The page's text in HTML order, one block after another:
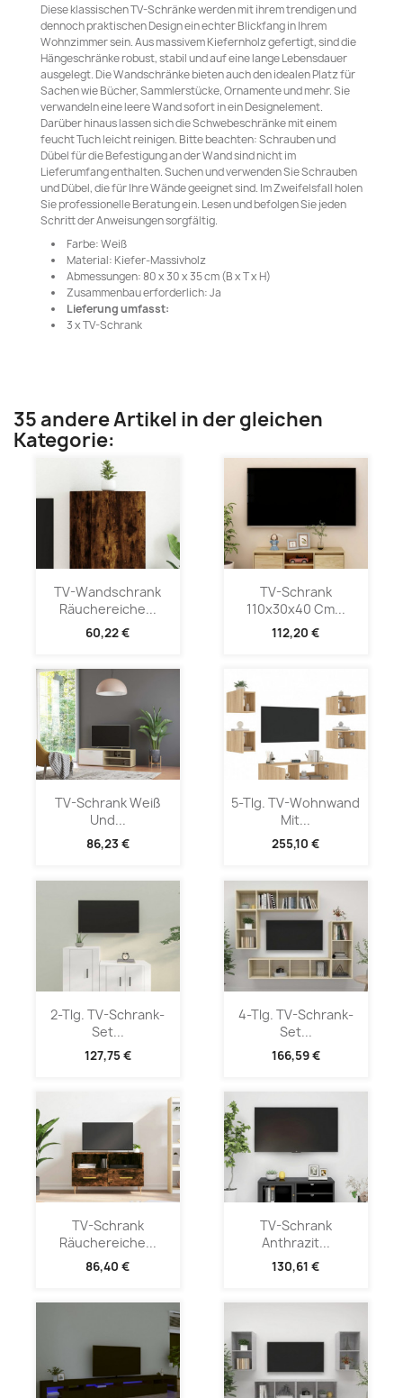
Diese klassischen TV-Schränke werden mit ihrem trendigen und
dennoch praktischen Design ein echter Blickfang in Ihrem
Wohnzimmer sein. Aus massivem Kiefernholz gefertigt, sind die
Hängeschränke robust, stabil und auf eine lange Lebensdauer
ausgelegt. Die Wandschränke bieten auch den idealen Platz für
Sachen wie Bücher, Sammlerstücke, Ornamente und mehr. Sie
verwandeln eine leere Wand sofort in ein Designelement.
Darüber hinaus lassen sich die Schwebeschränke mit einem
feucht Tuch leicht reinigen. Bitte beachten: Schrauben und
Dübel für die Befestigung an der Wand sind nicht im
Lieferumfang enthalten. Suchen und verwenden Sie Schrauben
und Dübel, die für Ihre Wände geeignet sind. Im Zweifelsfall holen
Sie professionelle Beratung ein. Lesen und befolgen Sie jeden
Schritt der Anweisungen sorgfältig.
Farbe: Weiß
Material: Kiefer-Massivholz
Abmessungen: 80 x 30 x 35 cm (B x T x H)
Zusammenbau erforderlich: Ja
Lieferung umfasst:
3 x TV-Schrank
35 andere Artikel in der gleichen
Kategorie:
TV-Wandschrank
Räuchereiche...
60,22 €
TV-Schrank
110x30x40 Cm...
112,20 €
TV-Schrank Weiß
Und...
86,23 €
5-Tlg. TV-Wohnwand
Mit...
255,10 €
2-Tlg. TV-Schrank-
Set...
127,75 €
4-Tlg. TV-Schrank-
Set...
166,59 €
TV-Schrank
Räuchereiche...
86,40 €
TV-Schrank
Anthrazit...
130,61 €